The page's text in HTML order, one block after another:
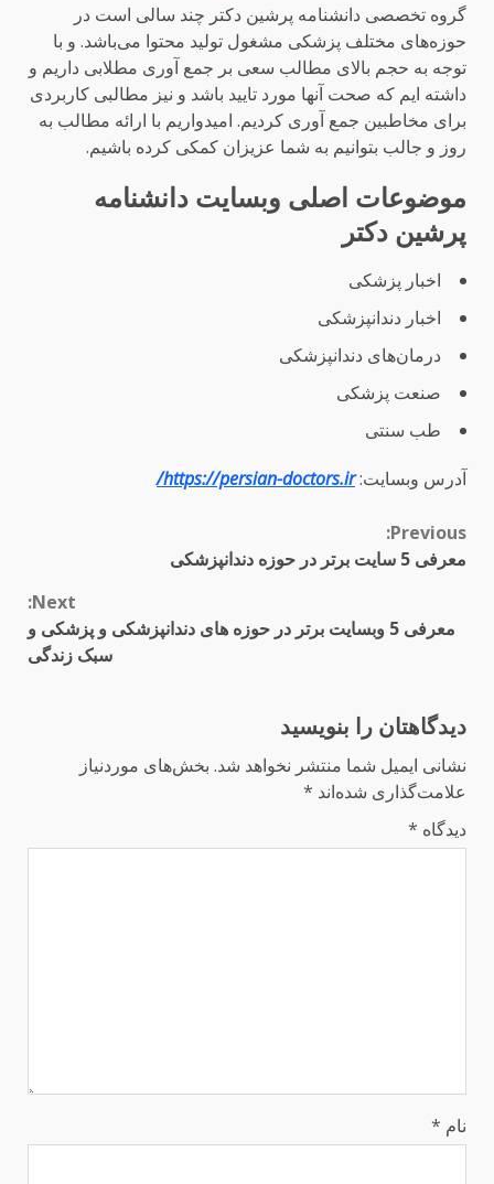
گروه تخصصی دانشنامه پرشین دکتر چند سالی است در
حوزه‌های مختلف پزشکی مشغول تولید محتوا می‌باشد. و با
توجه به حجم بالای مطالب سعی بر جمع آوری مطلابی داریم و
داشته ایم که صحت آنها مورد تایید باشد و نیز مطالبی کاربردی
برای مخاطبین جمع آوری کردیم. امیدواریم با ارائه مطالب به
روز و جالب بتوانیم به شما عزیزان کمکی کرده باشیم.
موضوعات اصلی وبسایت دانشنامه
پرشین دکتر
اخبار پزشکی
اخبار دندانپزشکی
درمان‌های دندانپزشکی
صنعت پزشکی
طب سنتی
آدرس وبسایت:https://persian-doctors.ir/
Continue
Reading
Previous:
معرفی 5 سایت برتر در حوزه دندانپزشکی
Next:
معرفی 5 وبسایت برتر در حوزه های دندانپزشکی و پزشکی و
سبک زندگی
دیدگاهتان را بنویسید
نشانی ایمیل شما منتشر نخواهد شد. بخش‌های موردنیاز
علامت‌گذاری شده‌اند *
دیدگاه *
نام *